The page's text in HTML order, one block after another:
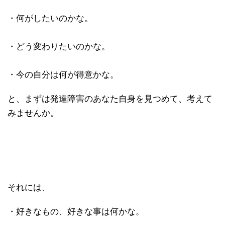
・何がしたいのかな。
・どう変わりたいのかな。
・今の自分は何が得意かな。
と、まずは発達障害のあなた自身を見つめて、考えて
みませんか。
それには、
・好きなもの、好きな事は何かな。